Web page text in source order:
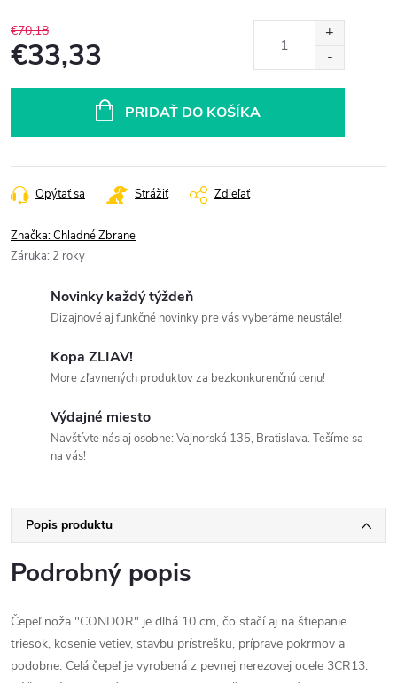
€70,18
€33,33
PRIDAŤ DO KOŠÍKA
Opýtať sa Strážiť Zdieľať
Značka:Chladné Zbrane
Záruka: 2 roky
Novinky každý týždeň
Dizajnové aj funkčné novinky pre vás vyberáme neustále!
Kopa ZLIAV!
More zľavnených produktov za bezkonkurenčnú cenu!
Výdajné miesto
Navštívte nás aj osobne: Vajnorská 135, Bratislava. Tešíme sa
na vás!
Popis produktu
Podrobný popis
Čepeľ noža "CONDOR" je dlhá 10 cm, čo stačí aj na štiepanie
triesok, kosenie vetiev, stavbu prístrešku, príprave pokrmov a
podobne. Celá čepeľ je vyrobená z pevnej nerezovej ocele 3CR13.